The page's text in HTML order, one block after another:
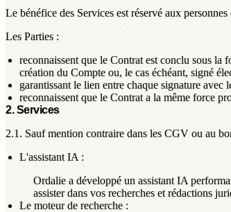
Le bénéfice des Services est réservé aux
Les Parties :
reconnaissent que le Contrat est conclu sous
création du Compte ou, le cas échéant, signé
garantissant le lien entre chaque signature
reconnaissent que le Contrat a la même force
2. Services
2.1. Sauf mention contraire dans les CGV ou au
L'assistant IA :
Ordalie a développé un assistant IA
assister dans vos recherches et rédactions
Le moteur de recherche :